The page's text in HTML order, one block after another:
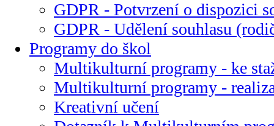
GDPR - Potvrzení o dispozici
GDPR - Udělení souhlasu
Programy do škol
Multikulturní programy - ke
Multikulturní programy -
Kreativní učení